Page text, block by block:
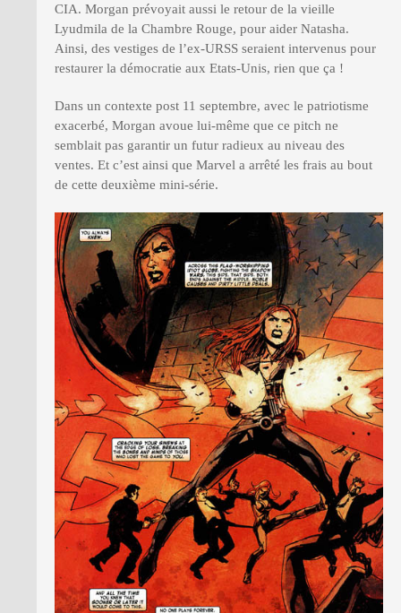
CIA. Morgan prévoyait aussi le retour de la vieille
Lyudmila de la Chambre Rouge, pour aider Natasha.
Ainsi, des vestiges de l’ex-URSS seraient intervenus pour
restaurer la démocratie aux Etats-Unis, rien que ça !
Dans un contexte post 11 septembre, avec le patriotisme
exacerbé, Morgan avoue lui-même que ce pitch ne
semblait pas garantir un futur radieux au niveau des
ventes. Et c’est ainsi que Marvel a arrêté les frais au bout
de cette deuxième mini-série.